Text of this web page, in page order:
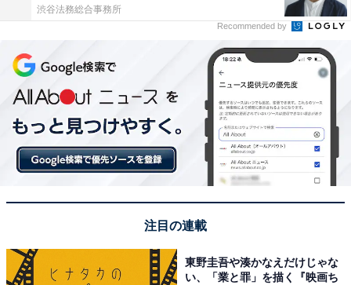
つ橋 おたべ」です。厳選した米粉とニッキが香る生地
で、つぶあんを包んだ優しい味わいが魅力。季節ごとに
限定のフレーバーやパッケージが登場するのも楽しみの
1つです。伝統を守りつつ進化し続ける姿勢が、多くの
人に愛される理由と言えるでしょう。
回答者からは「これさえ買っていれば京都土産は間違い
ないと思うから」（30代男性／大阪府）、「昔からの伝
統的なお菓子でセンスが光る」（40代男性／兵庫県）、
れると嬉しい」（30代女性／東京都）といった声が集ま
りました。
渋谷法務総合事務所
Recommended by
注目の連載
東野圭吾や湊かなえだけじゃな
い、「業と罪」を描く『映画ち